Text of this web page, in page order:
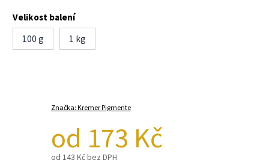
Velikost balení
100 g
1 kg
Značka: Kremer Pigmente
od 173 Kč
od 143 Kčbez DPH